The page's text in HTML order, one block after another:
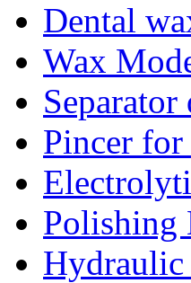
Dental
Wax
Separator
Pincer for
Polishing
Hydraulic